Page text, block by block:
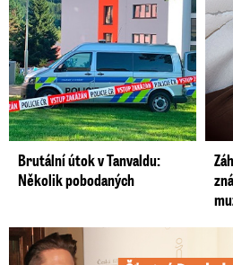
Brutální útok v Tanvaldu:
Několik pobodaných
Šťastná Brzobohatá se pochlubila